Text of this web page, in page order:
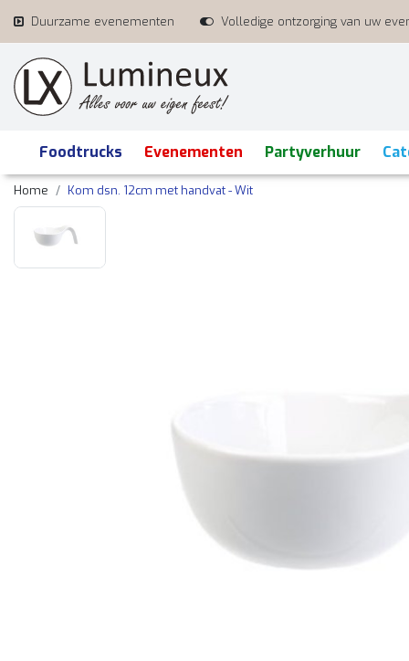
Duurzame evenementen Volledige ontzorging van uw
Foodtrucks Evenementen Partyverhuur
Home Kom dsn. 12cm met handvat - Wit